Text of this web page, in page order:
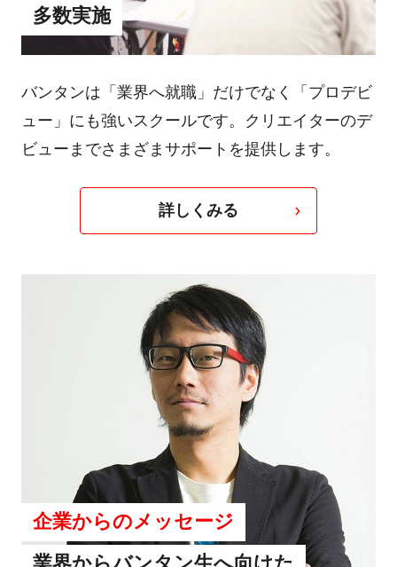
多数実施
バンタンは「業界へ就職」だけでなく「プロデビ
ュー」にも強いスクールです。クリエイターのデ
ビューまでさまざまサポートを提供します。
詳しくみる
企業からのメッセージ